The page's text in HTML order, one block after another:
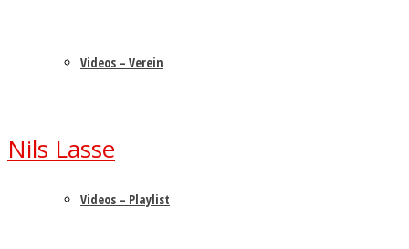
Videos – Verein
Videos – Playlist
Nils Lasse